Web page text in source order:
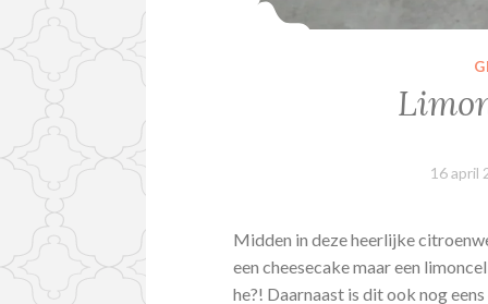
16 april
Midden in deze heerlijke
een cheesecake maar een
he?! Daarnaast is dit ook nog